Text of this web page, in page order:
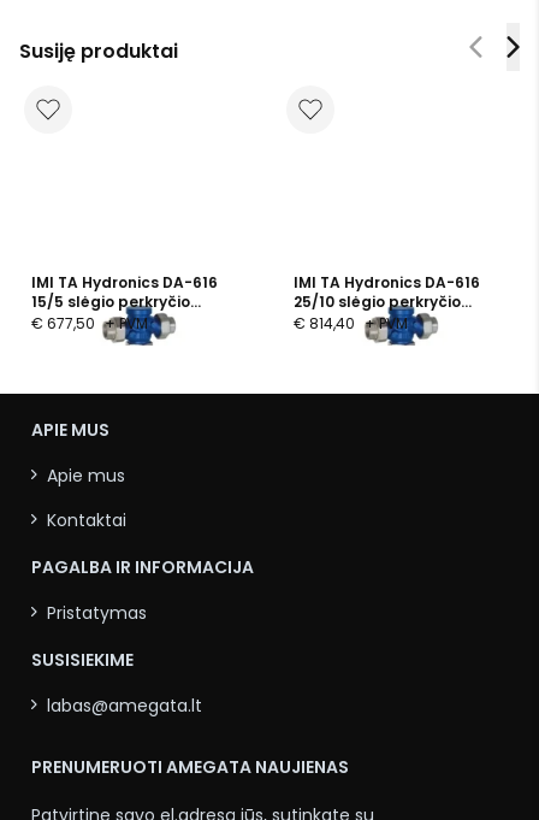
Susiję produktai
IMI TA Hydronics DA-616
15/5 slėgio perkryčio
reguliatorius
€ 677,50 + PVM
IMI TA Hydronics DA-616
25/10 slėgio perkryčio
reguliatorius
€ 814,40 + PVM
APIE MUS
Apie mus
Kontaktai
PAGALBA IR INFORMACIJA
Pristatymas
SUSISIEKIME
labas@amegata.lt
PRENUMERUOTI AMEGATA NAUJIENAS